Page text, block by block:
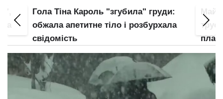
Гола Тіна Кароль "згубила" груди:
обжала апетитне тіло і розбурхала
свідомість